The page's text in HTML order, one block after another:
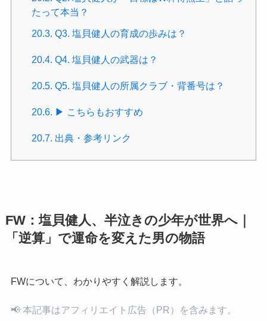
たって本当？
20.3. Q3. 塩貝健人の育成の歩みは？
20.4. Q4. 塩貝健人の武器は？
20.5. Q5. 塩貝健人の所属クラブ・背番号は？
20.6. ▶ こちらもおすすめ
20.7. 出典・参考リンク
FW：塩貝健人、半泣きの少年が世界へ｜
「逆算」で運命を変えた男の物語
FWについて、わかりやすく解説します。
📢 本記事はアフィリエイト広告（PR）を含みます。